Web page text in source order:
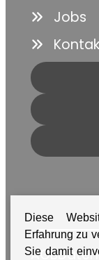
Jobs
AGB
Diese
Erfahrung zu
Sie damit